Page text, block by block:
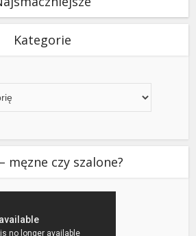
Kategorie
męzne czy szalone?